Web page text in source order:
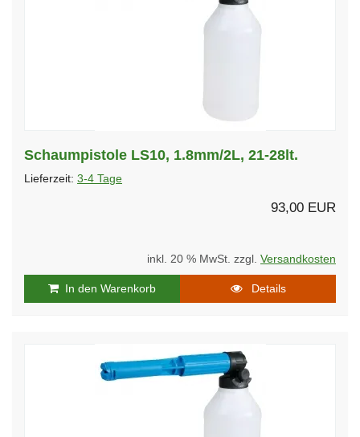
Schaumpistole LS10, 1.8mm/2L, 21-28lt.
Lieferzeit: 3-4 Tage
93,00 EUR
inkl. 20 % MwSt. zzgl. Versandkosten
In den Warenkorb Details